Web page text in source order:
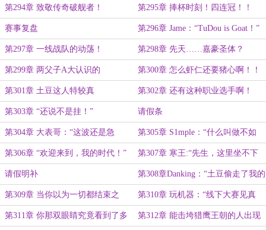
的底牌！” （7K求月票喵~）
第294章 致敬传奇破舰者！ 第295章 捧杯时刻！四连冠！！
赛事复盘 第296章 Jame：“TuDou is Goat！”
第297章 一线战队的动荡！ 第298章 先天……嘉豪圣体？
第299章 两父子A大认识的 第300章 怎么虾仁还要猪心啊！！
第301章 土豆这人特较真 第302章 还有这种职业选手啊！
第303章 “还说不是挂！” 请假条
第304章 大表哥：“这波还是急
了！”
第305章 S1mple：“什么叫做不如
NIKO？？”
第306章 “欢迎来到，我的时代！” 第307章 寒王:“先生，这里坐不下
那么多人！”
请假明补 第308章Danking：“土豆偷走了我的
人生！”
第309章 当你以为一切都结束之
时……
第310章 玩机器：“线下大赛见真
章！”
第311章 你那双眼睛究竟看到了多 第312章 能击垮猎鹰王朝的人出现